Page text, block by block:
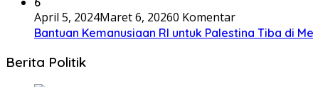
April 5, 2024Maret 6, 20260 Komentar
Bantuan Kemanusiaan RI untuk Palestina Tiba di
Berita Politik